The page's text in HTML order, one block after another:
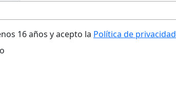
16 años y acepto la Política de privacidad